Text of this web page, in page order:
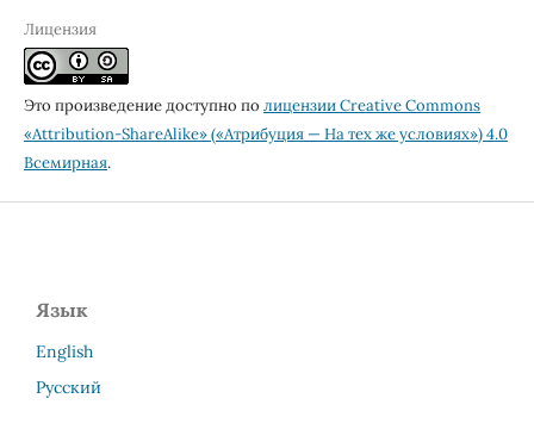
Лицензия
Это произведение доступно по лицензии Creative Commons
«Attribution-ShareAlike» («Атрибуция — На тех же условиях») 4.0
Всемирная.
Язык
English
Русский